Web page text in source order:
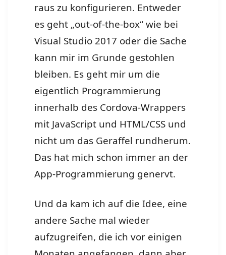
raus zu konfigurieren. Entweder
es geht „out-of-the-box“ wie bei
Visual Studio 2017 oder die Sache
kann mir im Grunde gestohlen
bleiben. Es geht mir um die
eigentlich Programmierung
innerhalb des Cordova-Wrappers
mit JavaScript und HTML/CSS und
nicht um das Geraffel rundherum.
Das hat mich schon immer an der
App-Programmierung genervt.
Und da kam ich auf die Idee, eine
andere Sache mal wieder
aufzugreifen, die ich vor einigen